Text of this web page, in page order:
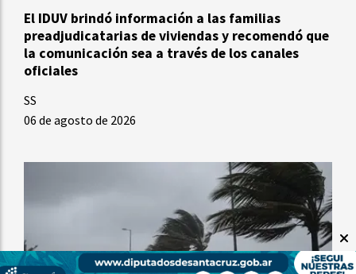
El IDUV brindó información a las familias
preadjudicatarias de viviendas y recomendó que
la comunicación sea a través de los canales
oficiales
SS
06 de agosto de 2026